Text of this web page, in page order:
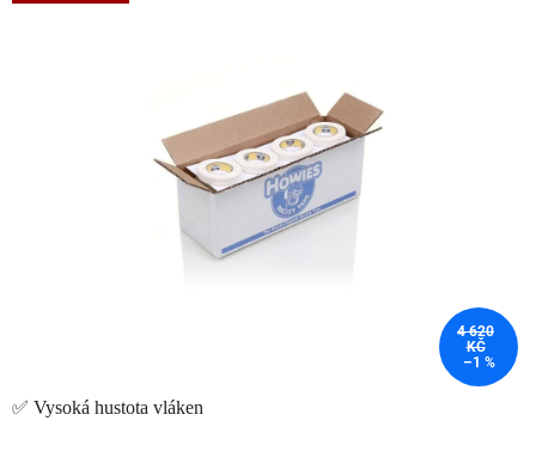
✅ Vysoká hustota vláken
4 620
KČ
–1 %